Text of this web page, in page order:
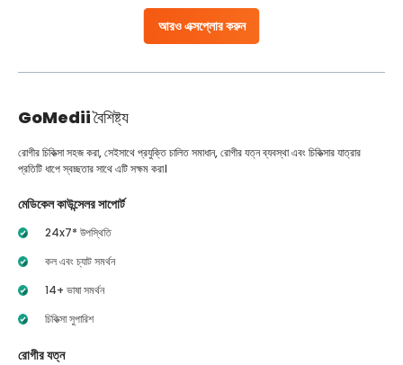
আরও এক্সপ্লোর করুন
GoMediiবৈশিষ্ট্য
রোগীর চিকিত্সা সহজ করা, সেইসাথে প্রযুক্তি চালিত সমাধান, রোগীর যত্ন ব্যবস্থা এবং চিকিত্সার যাত্রার
প্রতিটি ধাপে স্বচ্ছতার সাথে এটি সক্ষম করা।
মেডিকেল কাউন্সেলর সাপোর্ট
24x7* উপস্থিতি
কল এবং চ্যাট সমর্থন
14+ ভাষা সমর্থন
চিকিত্সা সুপারিশ
রোগীর যত্ন